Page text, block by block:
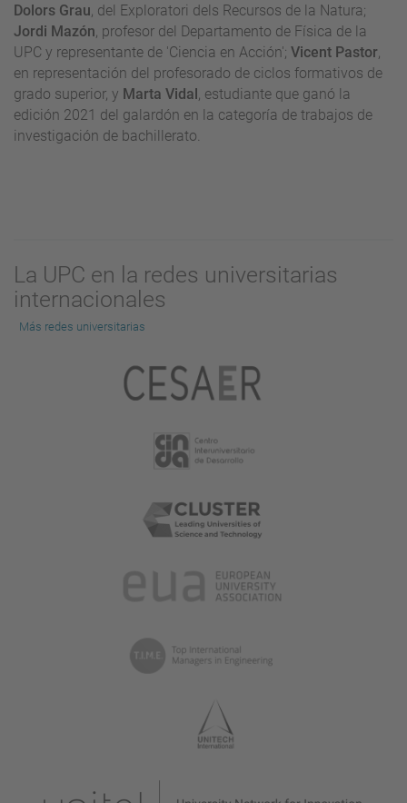
Dolors Grau, del Exploratori dels Recursos de la Natura;
Jordi Mazón, profesor del Departamento de Física de la
UPC y representante de 'Ciencia en Acción'; Vicent Pastor,
en representación del profesorado de ciclos formativos de
grado superior, y Marta Vidal, estudiante que ganó la
edición 2021 del galardón en la categoría de trabajos de
investigación de bachillerato.
La UPC en la redes universitarias
internacionales
Más redes universitarias